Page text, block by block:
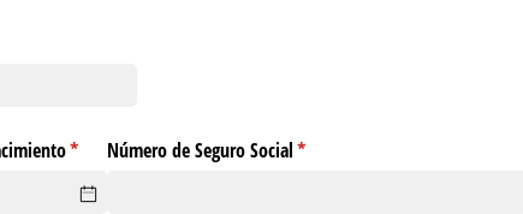
*
(necesario)Número de Seguro Social*
(necesario)